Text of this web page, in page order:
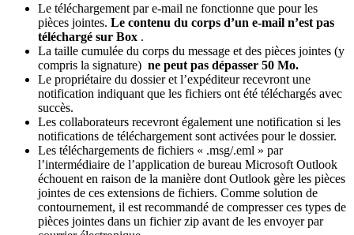
Le téléchargement par e-mail ne fonctionne que pour les
pièces jointes. Le contenu du corps d’un e-mail n’est pas
téléchargé sur Box .
La taille cumulée du corps du message et des pièces jointes (y
compris la signature) ne peut pas dépasser 50 Mo.
Le propriétaire du dossier et l’expéditeur recevront une
notification indiquant que les fichiers ont été téléchargés avec
succès.
Les collaborateurs recevront également une notification si les
notifications de téléchargement sont activées pour le dossier.
Les téléchargements de fichiers « .msg/.eml » par
l’intermédiaire de l’application de bureau Microsoft Outlook
échouent en raison de la manière dont Outlook gère les pièces
jointes de ces extensions de fichiers. Comme solution de
contournement, il est recommandé de compresser ces types de
pièces jointes dans un fichier zip avant de les envoyer par